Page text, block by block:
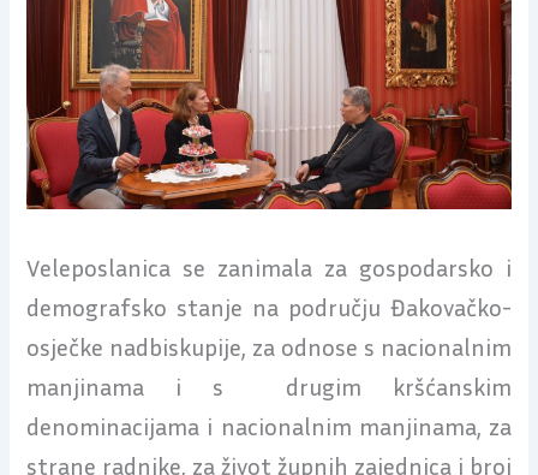
Veleposlanica se zanimala za gospodarsko i
demografsko stanje na području Đakovačko-
osječke nadbiskupije, za odnose s nacionalnim
manjinama i s drugim kršćanskim
denominacijama i nacionalnim manjinama, za
strane radnike, za život župnih zajednica i broj